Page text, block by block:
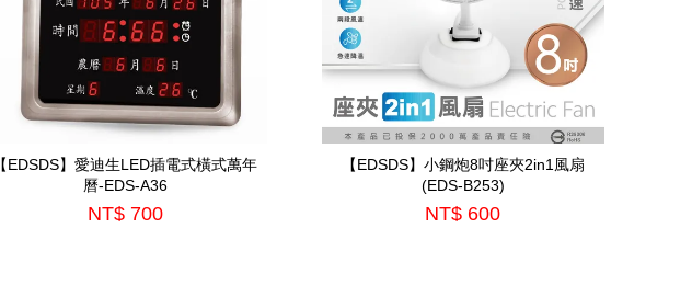
【EDSDS】愛迪生LED插電式橫式萬年
曆-EDS-A36
NT$ 700
【EDSDS】小鋼炮8吋座夾2in1風扇
(EDS-B253)
NT$ 600